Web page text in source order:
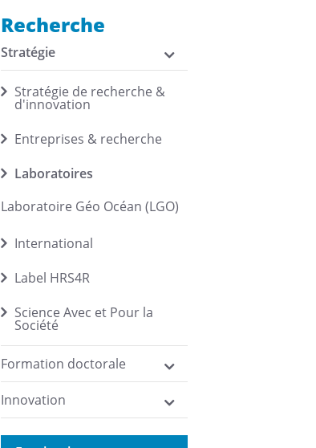
Recherche
Stratégie
Stratégie de recherche &
d'innovation
Entreprises & recherche
Laboratoires
Laboratoire Géo Océan (LGO)
International
Label HRS4R
Science Avec et Pour la
Société
Formation doctorale
Innovation